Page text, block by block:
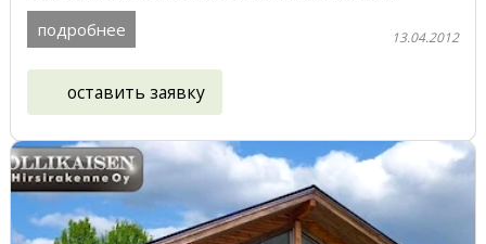
подробнее 13.04.2012
оставить заявку